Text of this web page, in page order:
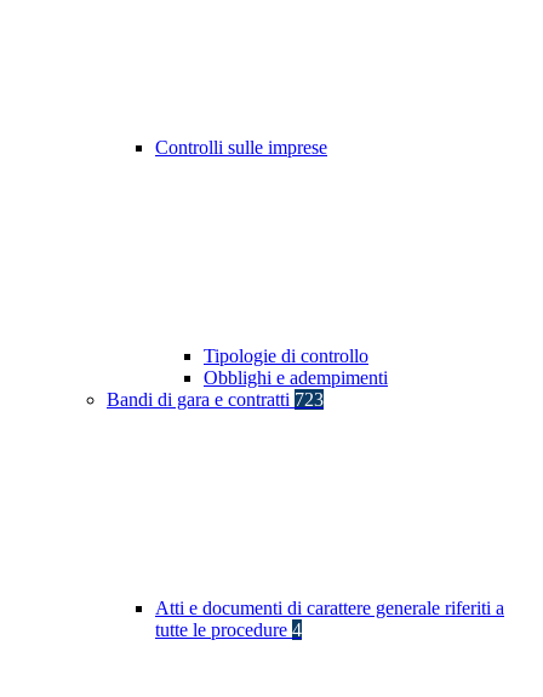
Controlli sulle imprese
Tipologie di controllo
Obblighi e adempimenti
Bandi di gara e contratti 723
Atti e documenti di carattere generale riferiti a
tutte le procedure 4